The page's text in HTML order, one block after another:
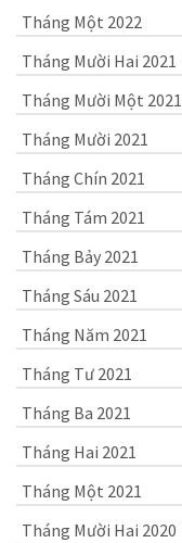
Tháng Một 2022
Tháng Mười Hai 2021
Tháng Mười Một 2021
Tháng Mười 2021
Tháng Chín 2021
Tháng Tám 2021
Tháng Bảy 2021
Tháng Sáu 2021
Tháng Năm 2021
Tháng Tư 2021
Tháng Ba 2021
Tháng Hai 2021
Tháng Một 2021
Tháng Mười Hai 2020